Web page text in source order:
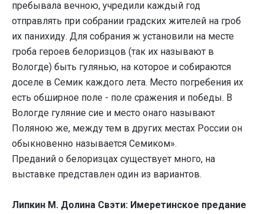
пребывала вечною, учредили каждый год
отправлять при собрании градских жителей на гроб
их панихиду. Для собрания ж установили на месте
гроба героев белоризцов (так их называют в
Вологде) быть гулянью, на которое и собираются
доселе в Семик каждого лета. Место погребения их
есть обширное поле - поле сражения и победы. В
Вологде гуляние сие и место онаго называют
Поляною же, между тем в других местах России он
обыкновенно называется Семиком».
Преданий о белоризцах существует много, на
выставке представлен один из вариантов.
Липкин М. Долина Свэти: Имеретинское предание